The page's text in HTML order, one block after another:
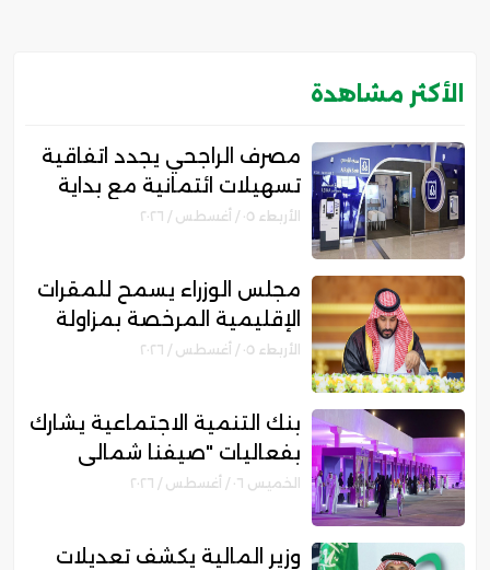
الأكثر مشاهدة
مصرف الراجحي يجدد اتفاقية
تسهيلات ائتمانية مع بداية
الأربعاء ٠٥ / أغسطس / ٢٠٢٦
مجلس الوزراء يسمح للمقرات
الإقليمية المرخصة بمزاولة
الأنشطة المالية عابرة الحدود
الأربعاء ٠٥ / أغسطس / ٢٠٢٦
بنك التنمية الاجتماعية يشارك
بفعاليات "صيفنا شمالي
2026" لتمكين رواد الأعمالالخميس ٠٦ / أغسطس / ٢٠٢٦
وزير المالية يكشف تعديلات